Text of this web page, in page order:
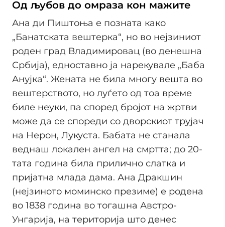
Од љубов до омраза кон мажите
Ана ди Пиштоња е позната како
„Банатската вештерка“, но во нејзиниот
роден град Владимировац (во денешна
Србија), едноставно ја нарекувале „Баба
Анујка“. Жената не била многу вешта во
вештерството, но луѓето од тоа време
биле неуки, па според бројот на жртви
може да се спореди со дворскиот трујач
на Нерон, Лукуста. Бабата не станала
веднаш локален ангел на смртта; до 20-
тата година била прилично слатка и
пријатна млада дама. Ана Дракшин
(нејзиното моминско презиме) е родена
во 1838 година во тогашна Австро-
Унгарија, на територија што денес